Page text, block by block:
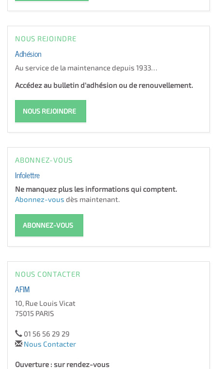
NOUS REJOINDRE
Adhésion
Au service de la maintenance depuis 1933…
Accédez au bulletin d'adhésion ou de renouvellement.
NOUS REJOINDRE
ABONNEZ-VOUS
Infolettre
Ne manquez plus les informations qui comptent.
Abonnez-vous dès maintenant.
ABONNEZ-VOUS
NOUS CONTACTER
AFIM
10, Rue Louis Vicat
75015 PARIS
01 56 56 29 29
Nous Contacter
Ouverture : sur rendez-vous